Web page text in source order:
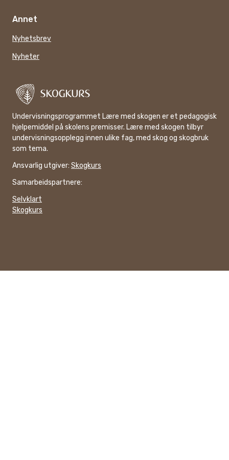
Annet
Nyhetsbrev
Nyheter
Undervisningsprogrammet Lære med skogen er et pedagogisk
hjelpemiddel på skolens premisser. Lære med skogen tilbyr
undervisningsopplegg innen ulike fag, med skog og skogbruk
som tema.
Ansvarlig utgiver: Skogkurs
Samarbeidspartnere:
Selvklart
Skogkurs